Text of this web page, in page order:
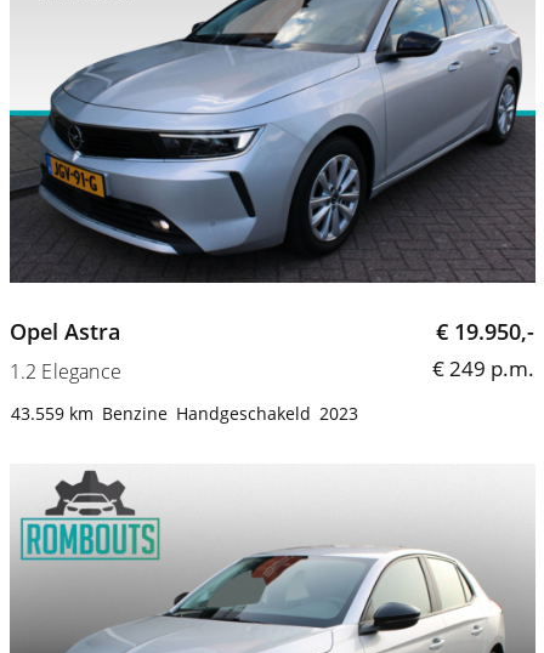
Opel Astra
1.2 Elegance
€ 19.950,-
€ 249 p.m.
43.559 km Benzine Handgeschakeld 2023